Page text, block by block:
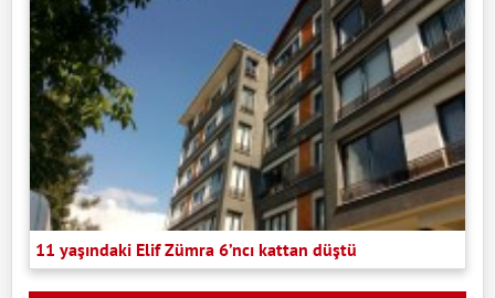
11 yaşındaki Elif Zümra 6’ncı kattan düştü